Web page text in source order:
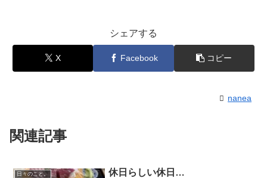
シェアする
X Facebook コピー
nanea
関連記事
日々のこと。 休日らしい休日…